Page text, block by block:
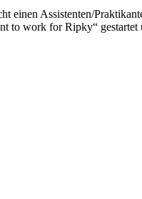
einen Assistenten/
to work for Ripky“